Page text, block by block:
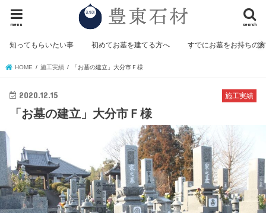
search
menu
知ってもらいたい事 初めてお墓を建てる方へ すでにお墓をお持ちの
HOME 施工実績 「お墓の建立」大分市Ｆ様
施工実績
2020.12.15
「お墓の建立」大分市Ｆ様